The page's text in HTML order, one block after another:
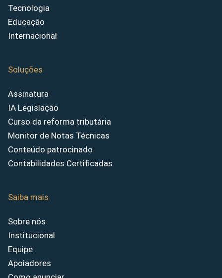
Tecnologia
Educação
Internacional
Soluções
Assinatura
IA Legislação
Curso da reforma tributária
Monitor de Notas Técnicas
Conteúdo patrocinado
Contabilidades Certificadas
Saiba mais
Sobre nós
Institucional
Equipe
Apoiadores